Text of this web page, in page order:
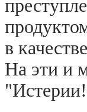
в
На эти и